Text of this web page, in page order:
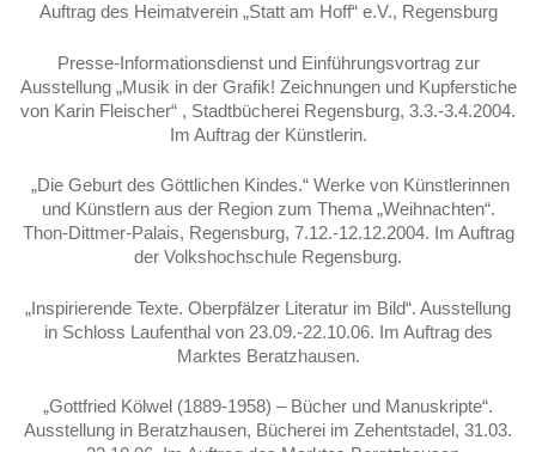
Auftrag des Heimatverein „Statt am Hoff“ e.V., Regensburg
Presse-Informationsdienst und Einführungsvortrag zur
Ausstellung „Musik in der Grafik! Zeichnungen und Kupferstiche
von Karin Fleischer“ , Stadtbücherei Regensburg, 3.3.-3.4.2004.
Im Auftrag der Künstlerin.
„Die Geburt des Göttlichen Kindes.“ Werke von Künstlerinnen
und Künstlern aus der Region zum Thema „Weihnachten“.
Thon-Dittmer-Palais, Regensburg, 7.12.-12.12.2004. Im Auftrag
der Volkshochschule Regensburg.
„Inspirierende Texte. Oberpfälzer Literatur im Bild“. Ausstellung
in Schloss Laufenthal von 23.09.-22.10.06. Im Auftrag des
Marktes Beratzhausen.
„Gottfried Kölwel (1889-1958) – Bücher und Manuskripte“.
Ausstellung in Beratzhausen, Bücherei im Zehentstadel, 31.03.